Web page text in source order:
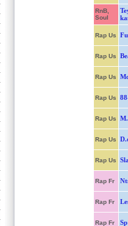
RnB,
Soul
Rap Us
Rap Us
Rap Us
Rap Us
Rap Us
Rap Us
Rap Us
Rap Fr
Rap Fr
Rap Fr Sp